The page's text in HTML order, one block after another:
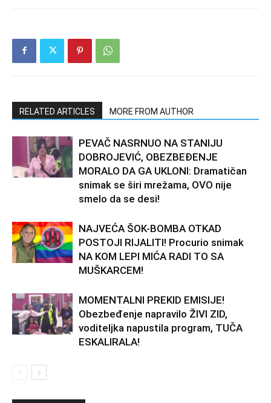
RELATED ARTICLES MORE FROM AUTHOR
PEVAČ NASRNUO NA STANIJU
DOBROJEVIĆ, OBEZBEĐENJE
MORALO DA GA UKLONI: Dramatičan
snimak se širi mrežama, OVO nije
smelo da se desi!
NAJVEĆA ŠOK-BOMBA OTKAD
POSTOJI RIJALITI! Procurio snimak
NA KOM LEPI MIĆA RADI TO SA
MUŠKARCEM!
MOMENTALNI PREKID EMISIJE!
Obezbeđenje napravilo ŽIVI ZID,
voditeljka napustila program, TUČA
ESKALIRALA!